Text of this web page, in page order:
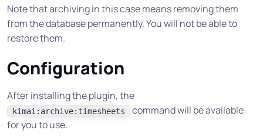
Note that archiving in this case means removing them
from the database permanently. You will not be able to
restore them.
Configuration
After installing the plugin, the
kimai:archive:timesheets
command will be available
for you to use.